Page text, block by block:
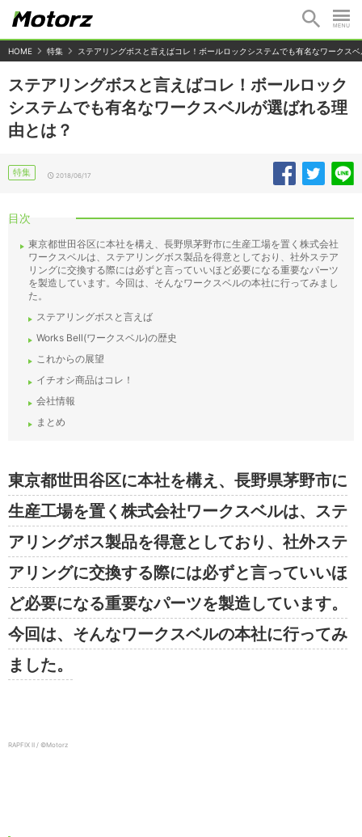
HOME 特集 ステアリングボスと言えばコレ！ボールロックシステムでも有名なワークス
ステアリングボスと言えばコレ！ボールロック
システムでも有名なワークスベルが選ばれる理
由とは？
特集 2018/06/17
目次
東京都世田谷区に本社を構え、長野県茅野市に生産工場を置く株式会社
ワークスベルは、ステアリングボス製品を得意としており、社外ステア
リングに交換する際には必ずと言っていいほど必要になる重要なパーツ
を製造しています。今回は、そんなワークスベルの本社に行ってみまし
た。
ステアリングボスと言えば
Works Bell(ワークスベル)の歴史
これからの展望
イチオシ商品はコレ！
会社情報
まとめ
東京都世田谷区に本社を構え、長野県茅野市に
生産工場を置く株式会社ワークスベルは、ステ
アリングボス製品を得意としており、社外ステ
アリングに交換する際には必ずと言っていいほ
ど必要になる重要なパーツを製造しています。
今回は、そんなワークスベルの本社に行ってみ
ました。
RAPFIX Ⅱ / ©️Motorz